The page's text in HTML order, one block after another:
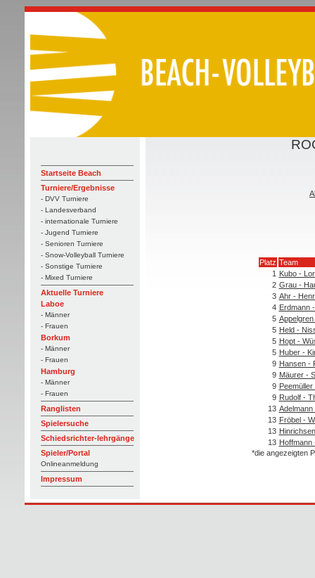
Startseite Beach
Turniere/Ergebnisse
- DVV Turniere
- Landesverband
- internationale Turniere
- Jugend Turniere
- Senioren Turniere
- Snow-Volleyball Turniere
- Sonstige Turniere
- Mixed Turniere
Aktuelle Turniere
Laboe
- Männer
- Frauen
Borkum
- Männer
- Frauen
Hamburg
- Männer
- Frauen
Ranglisten
Spielersuche
Schiedsrichter-lehrgänge
Spieler/Portal
Onlineanmeldung
Impressum
Platz Team
1 Kubo -
2 Grau -
3 Ahr -
4 Erdmann
5
5 Held -
5 Hopt -
5 Huber -
9 Hansen -
9 Mäurer -
9
9 Rudolf -
13 Adelmann
13 Fröbel -
13
13 Hoffmann
*die angezeigten